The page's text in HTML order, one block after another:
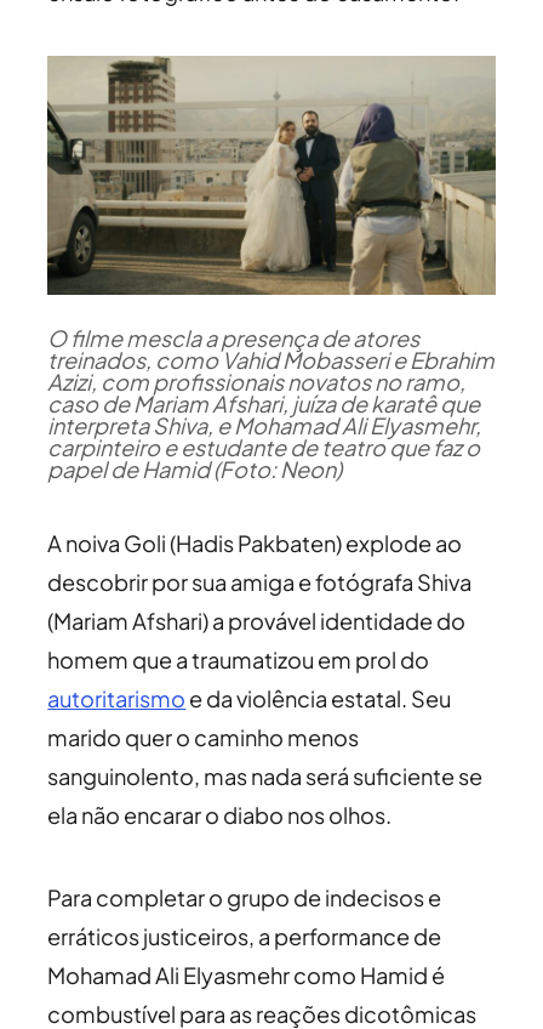
O filme mescla a presença de atores
treinados, como Vahid Mobasseri e Ebrahim
Azizi, com profissionais novatos no ramo,
caso de Mariam Afshari, juíza de karatê que
interpreta Shiva, e Mohamad Ali Elyasmehr,
carpinteiro e estudante de teatro que faz o
papel de Hamid (Foto: Neon)
A noiva Goli (Hadis Pakbaten) explode ao
descobrir por sua amiga e fotógrafa Shiva
(Mariam Afshari) a provável identidade do
homem que a traumatizou em prol do
autoritarismo e da violência estatal. Seu
marido quer o caminho menos
sanguinolento, mas nada será suficiente se
ela não encarar o diabo nos olhos.
Para completar o grupo de indecisos e
erráticos justiceiros, a performance de
Mohamad Ali Elyasmehr como Hamid é
combustível para as reações dicotômicas